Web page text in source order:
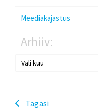
Meediakajastus
Arhiiv:
Tagasi